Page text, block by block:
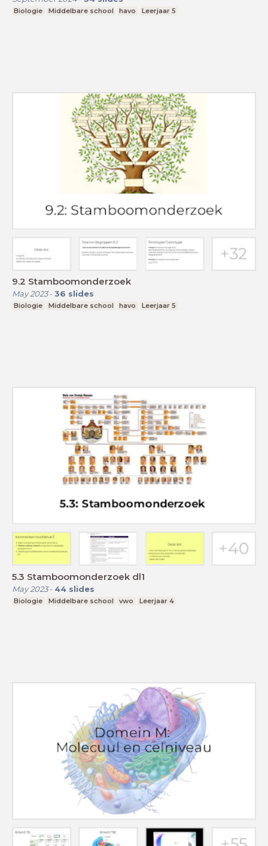
Biologie Middelbare school havo Leerjaar 5
9.2 Stamboomonderzoek
May 2023- 36 slides
Biologie Middelbare school havo Leerjaar 5
5.3 Stamboomonderzoek dl1
May 2023- 44 slides
Biologie Middelbare school vwo Leerjaar 4